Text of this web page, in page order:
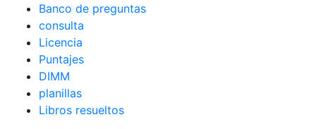
Banco de preguntas
consulta
Licencia
Puntajes
DIMM
planillas
Libros resueltos